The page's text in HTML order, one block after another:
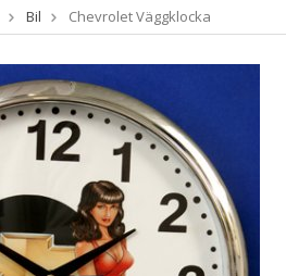
Bil Chevrolet Väggklocka